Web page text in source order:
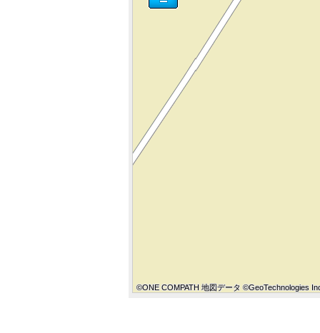
©ONE COMPATH 地図データ ©GeoTechnologies
©ONE COMPATH 地図データ ©GeoTechnologies
©ONE COMPATH 地図データ ©GeoTechnologies
©ONE COMPATH 地図データ ©GeoTechnologies
©ONE COMPATH 地図データ ©GeoTechnologies
©ONE COMPATH 地図データ ©GeoTechnologies
©ONE COMPATH 地図データ ©GeoTechnologies
©ONE COMPATH 地図データ ©GeoTechnologies
©ONE COMPATH 地図データ ©GeoTechnologies